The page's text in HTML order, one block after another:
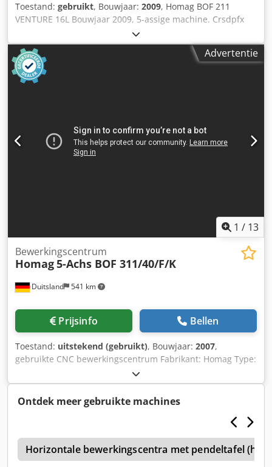
Toestand: gebruikt, Bouwjaar: 2009, Homag BOF 211
VENTURE 16L Bouwjaar 2009, 5-assige machine. Crsdpfx
Advertentie
1 / 13
Duitsland 541 km
Bewerkingscentrum
Homag5-Achs BOF 311/40/F/K
Prijsinfo Bellen
Toestand: uitstekend (gebruikt), Bouwjaar: 2007,
gebruikte CNC bewerkingscentrum Fabrikant: Homag Type:
BOF 311/40/F/K Bouwjaar: 2007 Bijzonderheden 5-assige
spil met 15 kW "Drive 5+" (inclusief vibratiesensor)
Werkstukdikte 300 mm incl. spanmiddelen WoodWop 8.0
incl. Windows 7 computer 5-assig CNC
kruissupportmachine; Consoletafel met 8 verschuifbare
consoles, elk met 2 zuignappen, zij- en
langsanslagpennen, Crsdezdydzepfx Ahtjf LED-
positieweergave voor vacuümzuignappen 6 stuks
Ontdek meer gebruikte machines
Horizontale bewerkingscentra met pendeltafel